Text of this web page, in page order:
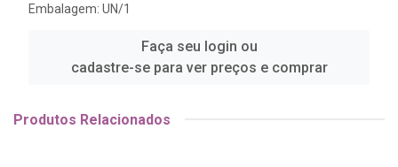
Embalagem: UN/1
Faça seu login ou
cadastre-se para ver preços e comprar
Produtos Relacionados